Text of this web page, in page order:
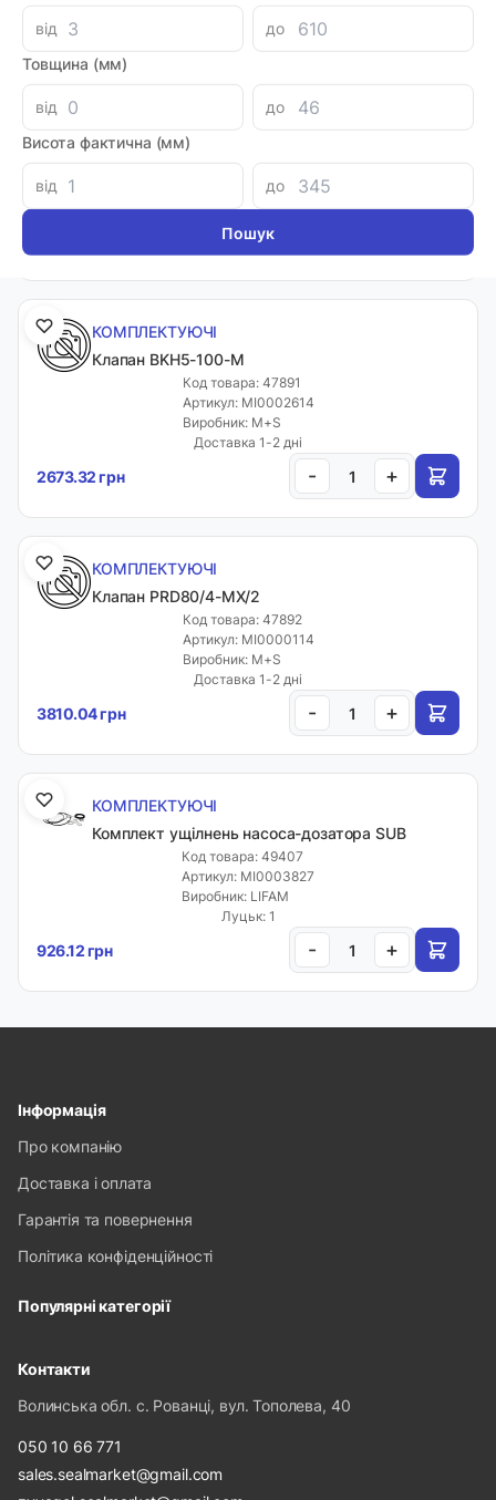
від
до
Товщина (мм)
від
до
Висота фактична (мм)
від до
Код товара: 47890
Артикул: MI0006294
Виробник: M+S
Доставка 1-2 дні
КОМПЛЕКТУЮЧІ
Клапан BKH5-100-M
Код товара: 47891
Артикул: MI0002614
Виробник: M+S
Доставка 1-2 дні
2673.32 грн - +
КОМПЛЕКТУЮЧІ
Клапан PRD80/4-MX/2
Код товара: 47892
Артикул: MI0000114
Виробник: M+S
Доставка 1-2 дні
3810.04 грн - +
КОМПЛЕКТУЮЧІ
Комплект ущілнень насоса-дозатора SUB
Код товара: 49407
Артикул: MI0003827
Виробник: LIFAM
Луцьк: 1
926.12 грн - +
Інформація
Про компанію
Доставка і оплата
Гарантія та повернення
Політика конфіденційності
Популярні категорії
Контакти
Волинська обл. с. Рованці, вул. Тополева, 40
050 10 66 771
sales.sealmarket@gmail.com